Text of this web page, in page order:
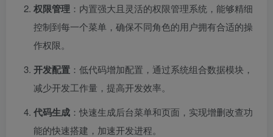
权限管理 ：内置强大且灵活的权限管理系统，能够精细
控制到每一个菜单，确保不同角色的用户拥有合适的操
作权限。
开发配置 ：低代码增加配置，通过系统组合数据模块，
减少开发工作量，提高开发效率。
代码生成 ：快速生成后台菜单和页面，实现增删改查功
能的快速搭建，加速开发进程。